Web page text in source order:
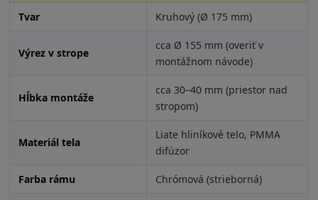
Tvar Kruhový (Ø 175 mm)
Výrez v strope
cca Ø 155 mm (overiť v
montážnom návode)
Hĺbka montáže
cca 30–40 mm (priestor nad
stropom)
Materiál tela
Liate hliníkové telo, PMMA
difúzor
Farba rámu Chrómová (strieborná)